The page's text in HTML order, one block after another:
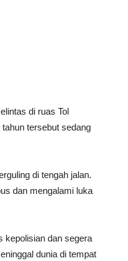
di ruas Tol
tersebut sedang
di tengah jalan.
dan mengalami luka
kepolisian dan segera
dunia di tempat